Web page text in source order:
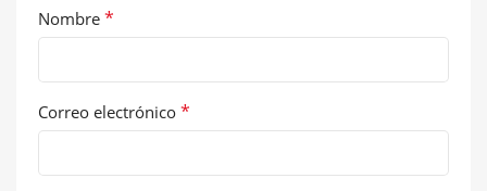
Nombre *
Correo electrónico *